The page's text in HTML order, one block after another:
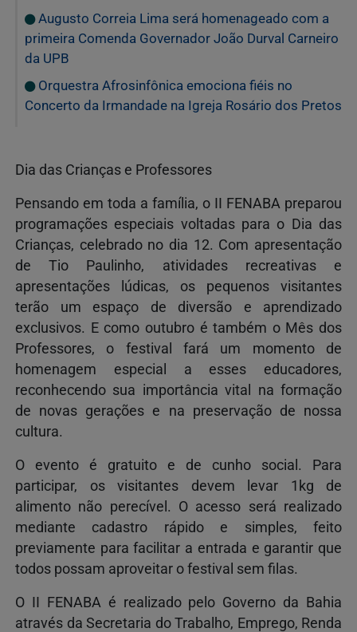
Augusto Correia Lima será homenageado com a
primeira Comenda Governador João Durval Carneiro
da UPB
Orquestra Afrosinfônica emociona fiéis no
Concerto da Irmandade na Igreja Rosário dos Pretos
Dia das Crianças e Professores
Pensando em toda a família, o II FENABA preparou
programações especiais voltadas para o Dia das
Crianças, celebrado no dia 12. Com apresentação
de Tio Paulinho, atividades recreativas e
apresentações lúdicas, os pequenos visitantes
terão um espaço de diversão e aprendizado
exclusivos. E como outubro é também o Mês dos
Professores, o festival fará um momento de
homenagem especial a esses educadores,
reconhecendo sua importância vital na formação
de novas gerações e na preservação de nossa
cultura.
O evento é gratuito e de cunho social. Para
participar, os visitantes devem levar 1kg de
alimento não perecível. O acesso será realizado
mediante cadastro rápido e simples, feito
previamente para facilitar a entrada e garantir que
todos possam aproveitar o festival sem filas.
O II FENABA é realizado pelo Governo da Bahia
através da Secretaria do Trabalho, Emprego, Renda